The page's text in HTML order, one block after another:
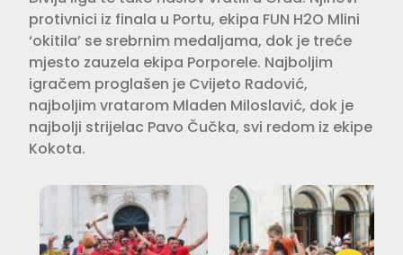
protivnici iz finala u Portu, ekipa FUN H2O Mlini
‘okitila’ se srebrnim medaljama, dok je treće
mjesto zauzela ekipa Porporele. Najboljim
igračem proglašen je Cvijeto Radović,
najboljim vratarom Mladen Miloslavić, dok je
najbolji strijelac Pavo Čučka, svi redom iz ekipe
Kokota.